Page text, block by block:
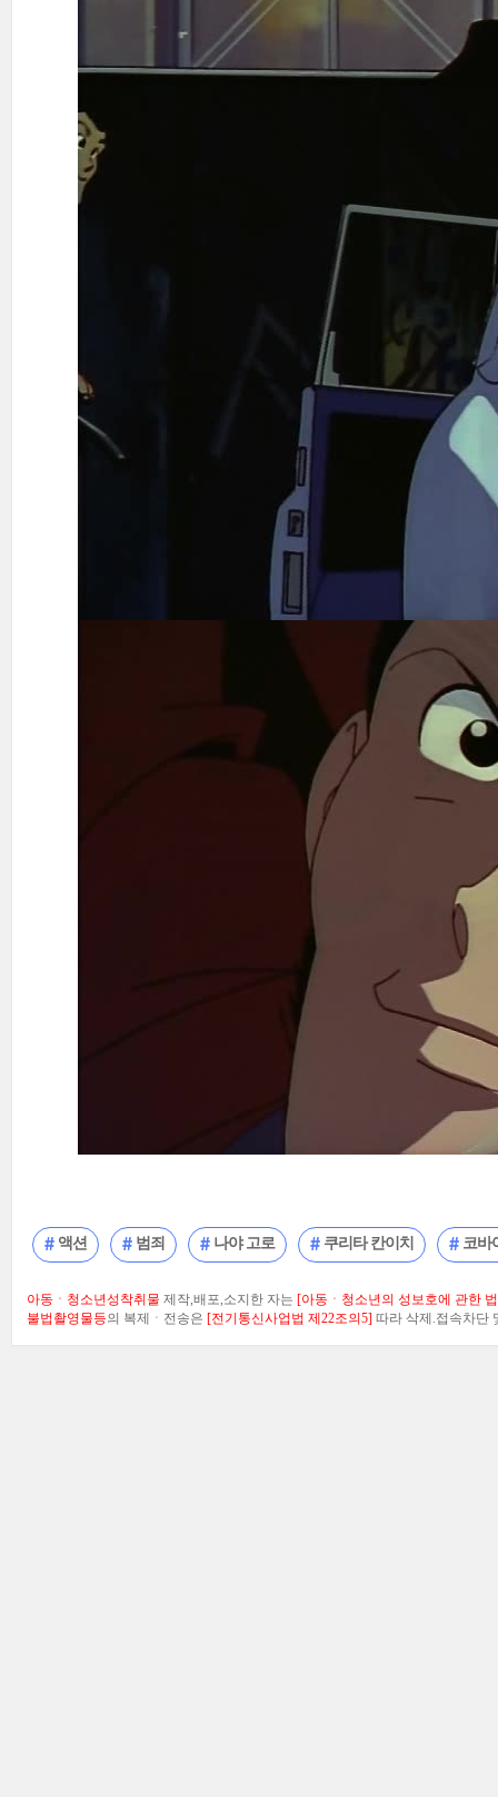
액션 범죄 나야 고로 쿠리타 칸이치 코바
아동ㆍ청소년성착취물 제작,배포,소지한 자는 [아동ㆍ청소년의 성보호에 관한
불법촬영물등의 복제ㆍ전송은 [전기통신사업법 제22조의5] 따라 삭제.접속차단